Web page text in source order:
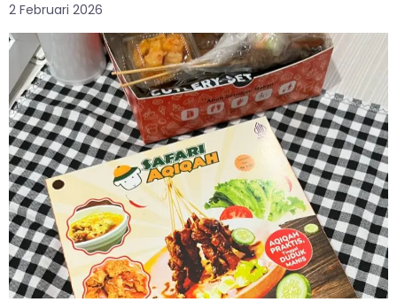
2 Februari 2026